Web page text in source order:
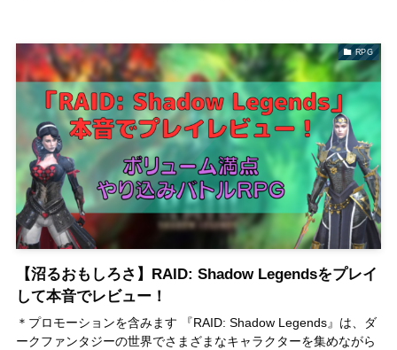
RPG
【沼るおもしろさ】RAID: Shadow Legendsをプレイ
して本音でレビュー！
＊プロモーションを含みます 『RAID: Shadow Legends』は、ダ
ークファンタジーの世界でさまざまなキャラクターを集めながら